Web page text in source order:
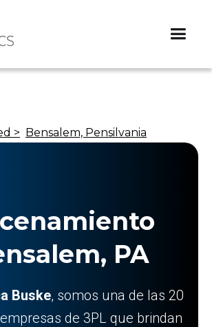
> Bensalem, Pensilvania
PA
Buske, somos una de las 20
de 3PL que brindan